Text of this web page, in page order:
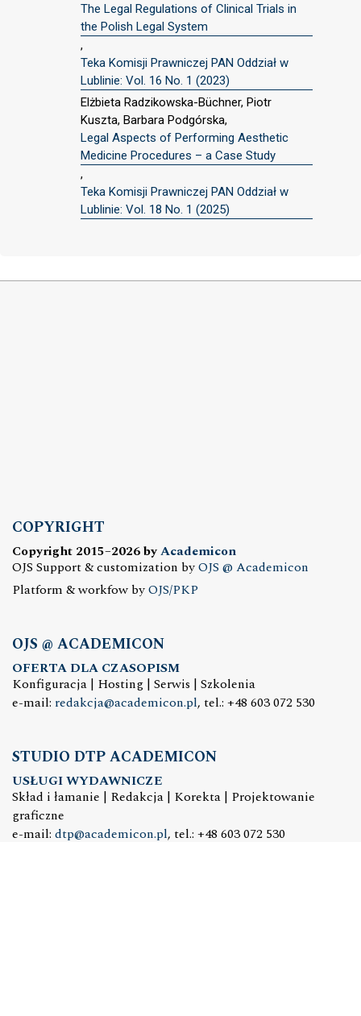
The Legal Regulations of Clinical Trials in
the Polish Legal System
,
Teka Komisji Prawniczej PAN Oddział w
Lublinie: Vol. 16 No. 1 (2023)
Elżbieta Radzikowska-Büchner, Piotr
Kuszta, Barbara Podgórska,
Legal Aspects of Performing Aesthetic
Medicine Procedures – a Case Study
,
Teka Komisji Prawniczej PAN Oddział w
Lublinie: Vol. 18 No. 1 (2025)
COPYRIGHT
Copyright 2015–2026 byAcademicon
OJS Support & customization byOJS @ Academicon
Platform & workfow byOJS/PKP
OJS @ ACADEMICON
OFERTA DLA CZASOPISM
Konfiguracja | Hosting | Serwis | Szkolenia
e-mail: redakcja@academicon.pl, tel.: +48 603 072 530
STUDIO DTP ACADEMICON
USŁUGI WYDAWNICZE
Skład i łamanie | Redakcja | Korekta | Projektowanie
graficzne
e-mail: dtp@academicon.pl, tel.: +48 603 072 530